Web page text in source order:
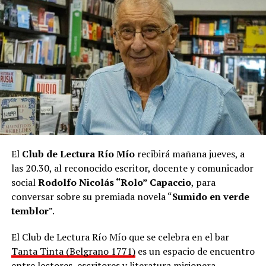
Johnny Cutz, “un amigo con el que también venimos
trabajando aquí, en Asunción, hace varios años”, apuntó
sobre el álbum que se lo ve de niño, montando una
bicicleta y en una imagen que parece recortada para un
casete.
“También hay un par de beats que son hechos por mí”,
agregó Maniatic desde Paraguay, donde vive hace ocho
años.
El Club de Lectura Río Míorecibirá mañana jueves, a
las 20.30, al reconocido escritor, docente y comunicador
socialRodolfo Nicolás “Rolo” Capaccio, para
conversar sobre su premiada novela “Sumido en verde
temblor”.
El Club de Lectura Río Mío que se celebra en el bar
Tanta Tinta (Belgrano 1771)es un espacio de encuentro